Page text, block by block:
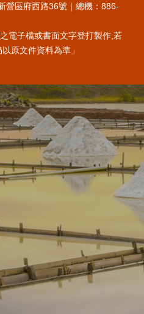
營區府西路36號｜總機：886-
電子檔或書面文字登打製作,若
原文件資料為準」